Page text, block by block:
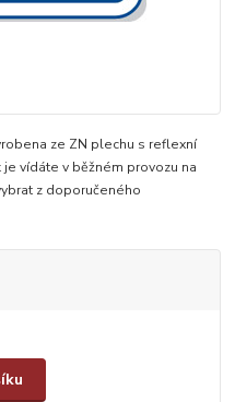
ze ZN plechu s reflexní
vídáte v běžném provozu na
z doporučeného